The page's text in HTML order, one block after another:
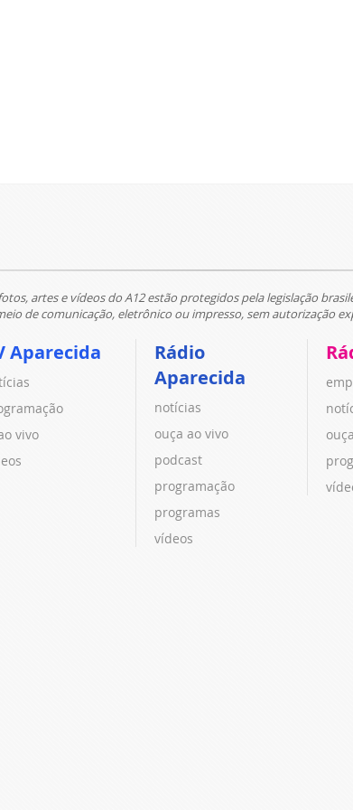
artes e vídeos do A12 estão protegidos pela legislação
de comunicação, eletrônico ou impresso, sem autorização
Aparecida
vivo
Rádio
Aparecida
notícias
ouça ao vivo
podcast
programação
programas
vídeos